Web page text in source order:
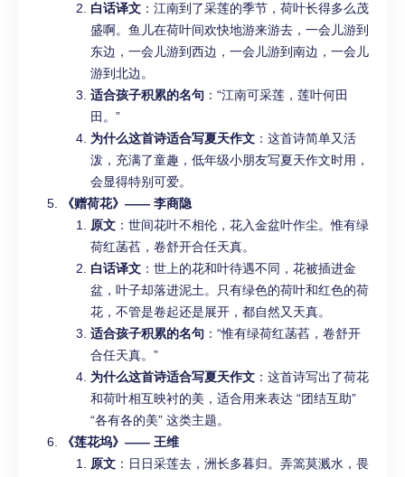
白话译文 ：江南到了采莲的季节，荷叶长得多么茂
盛啊。鱼儿在荷叶间欢快地游来游去，一会儿游到
东边，一会儿游到西边，一会儿游到南边，一会儿
游到北边。
适合孩子积累的名句 ：“江南可采莲，莲叶何田
田。”
为什么这首诗适合写夏天作文 ：这首诗简单又活
泼，充满了童趣，低年级小朋友写夏天作文时用，
会显得特别可爱。
《赠荷花》—— 李商隐
原文 ：世间花叶不相伦，花入金盆叶作尘。惟有绿
荷红菡萏，卷舒开合任天真。
白话译文 ：世上的花和叶待遇不同，花被插进金
盆，叶子却落进泥土。只有绿色的荷叶和红色的荷
花，不管是卷起还是展开，都自然又天真。
适合孩子积累的名句 ：“惟有绿荷红菡萏，卷舒开
合任天真。”
为什么这首诗适合写夏天作文 ：这首诗写出了荷花
和荷叶相互映衬的美，适合用来表达 “团结互助”
“各有各的美” 这类主题。
《莲花坞》—— 王维
原文 ：日日采莲去，洲长多暮归。弄篙莫溅水，畏